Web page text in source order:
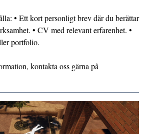
• Ett kort personligt brev där du berättar
• CV med relevant erfarenhet. •
portfolio.
kontakta oss gärna på